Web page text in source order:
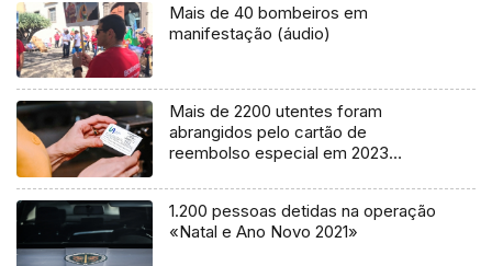
Mais de 40 bombeiros em
manifestação (áudio)
Mais de 2200 utentes foram
abrangidos pelo cartão de
reembolso especial em 2023
1.200 pessoas detidas na operação
«Natal e Ano Novo 2021»